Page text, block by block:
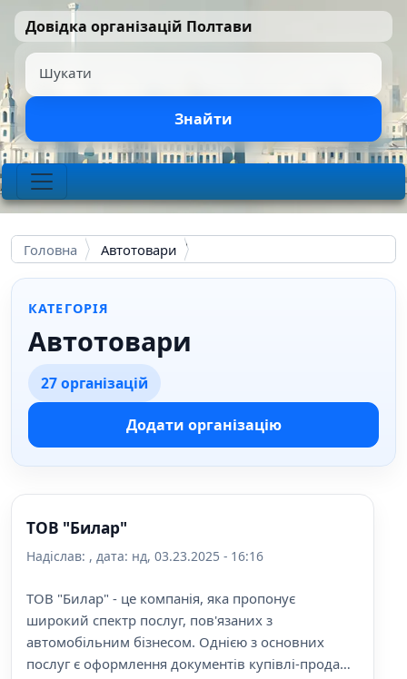
Перейти до основного вмісту
Довідка організацій Полтави
Шукати
Знайти
Головна Автотовари
КАТЕГОРІЯ
Автотовари
27 організацій
Додати організацію
ТОВ "Билар"
Надіслав: , дата: нд, 03.23.2025 - 16:16
ТОВ "Билар" - це компанія, яка пропонує
широкий спектр послуг, пов'язаних з
автомобільним бізнесом. Однією з основних
послуг є оформлення документів купівлі-продажу